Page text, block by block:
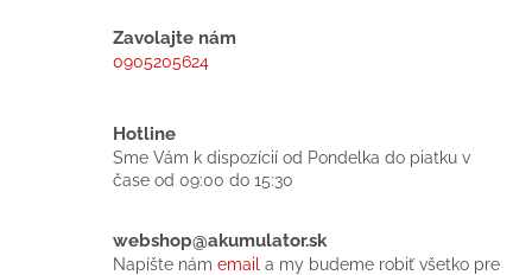
Zavolajte nám
0905205624
Hotline
Sme Vám k dispozícií od Pondelka do piatku v
čase od 09:00 do 15:30
webshop@akumulator.sk
Napíšte nám email a my budeme robiť všetko pre